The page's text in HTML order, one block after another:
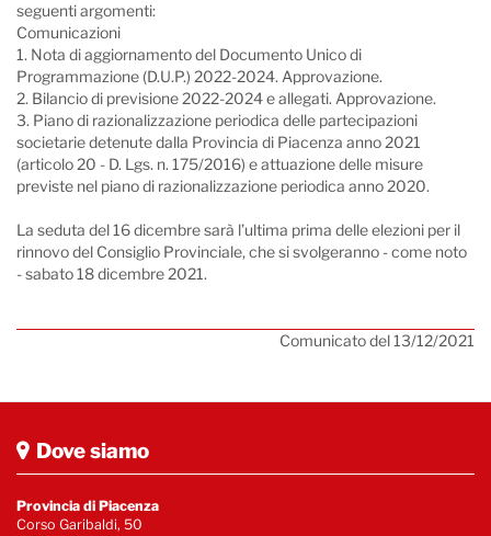
seguenti argomenti:
Comunicazioni
1. Nota di aggiornamento del Documento Unico di
Programmazione (D.U.P.) 2022-2024. Approvazione.
2. Bilancio di previsione 2022-2024 e allegati. Approvazione.
3. Piano di razionalizzazione periodica delle partecipazioni
societarie detenute dalla Provincia di Piacenza anno 2021
(articolo 20 - D. Lgs. n. 175/2016) e attuazione delle misure
previste nel piano di razionalizzazione periodica anno 2020.
La seduta del 16 dicembre sarà l’ultima prima delle elezioni per il
rinnovo del Consiglio Provinciale, che si svolgeranno - come noto
- sabato 18 dicembre 2021.
Comunicato del 13/12/2021
Dove siamo
Provincia di Piacenza
Corso Garibaldi, 50